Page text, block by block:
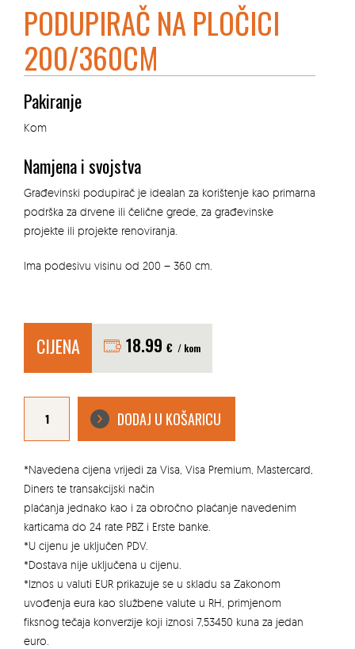
PODUPIRAČ NA PLOČICI
200/360CM
Pakiranje
Kom
Namjena i svojstva
Građevinski podupirač je idealan za korištenje kao primarna
podrška za drvene ili čelične grede, za građevinske
projekte ili projekte renoviranja.
Ima podesivu visinu od 200 – 360 cm.
CIJENA 18.99 € / kom
PODUPIRAČ
PLOČICI
200/360CM
DODAJ U KOŠARICU
*Navedena cijena vrijedi za Visa, Visa Premium, Mastercard,
Diners te transakcijski način
plaćanja jednako kao i za obročno plaćanje navedenim
karticama do 24 rate PBZ i Erste banke.
*U cijenu je uključen PDV.
*Dostava nije uključena u cijenu.
*Iznos u valuti EUR prikazuje se u skladu sa Zakonom
uvođenja eura kao službene valute u RH, primjenom
fiksnog tečaja konverzije koji iznosi 7,53450 kuna za jedan
euro.